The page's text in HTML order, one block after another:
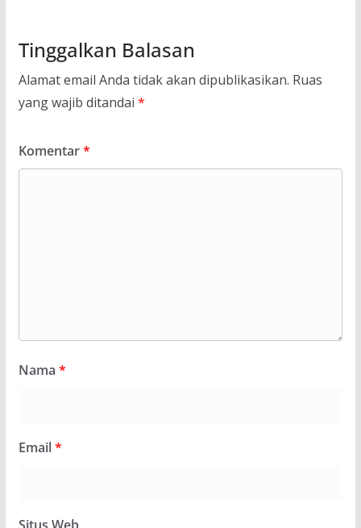
Tinggalkan Balasan
Alamat email Anda tidak akan dipublikasikan. Ruas
yang wajib ditandai *
Komentar*
Nama *
Email*